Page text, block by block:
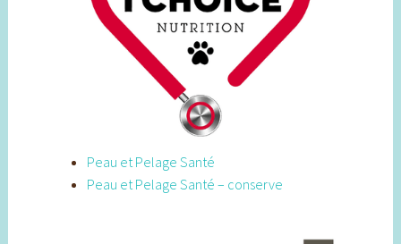
Peau et Pelage Santé
Peau et Pelage Santé – conserve